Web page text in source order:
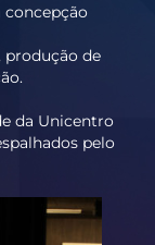
de
da Unicentro
pelo